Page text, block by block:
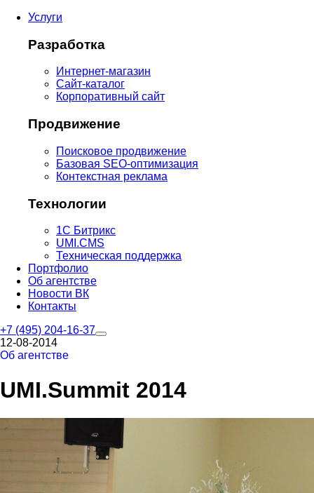
Услуги
Разработка
Интернет-магазин
Сайт-каталог
Корпоративный сайт
Продвижение
Поисковое продвижение
Базовая SEO-оптимизация
Контекстная реклама
Технологии
1С Битрикс
UMI.CMS
Техническая поддержка
Портфолио
Об агентстве
Новости ВК
Контакты
+7 (495) 204-16-37
12-08-2014
Об агентстве
UMI.Summit 2014